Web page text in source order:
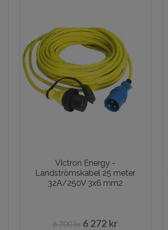
Victron Energy -
Landströmskabel 25 meter
32A/250V 3x6 mm2
6 700 kr 6 272 kr